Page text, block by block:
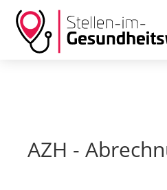
AZH -